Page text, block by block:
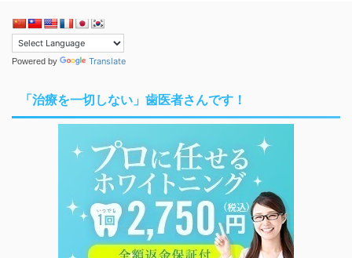
Powered by Translate
「治療を一切しない」歯医者さんです！